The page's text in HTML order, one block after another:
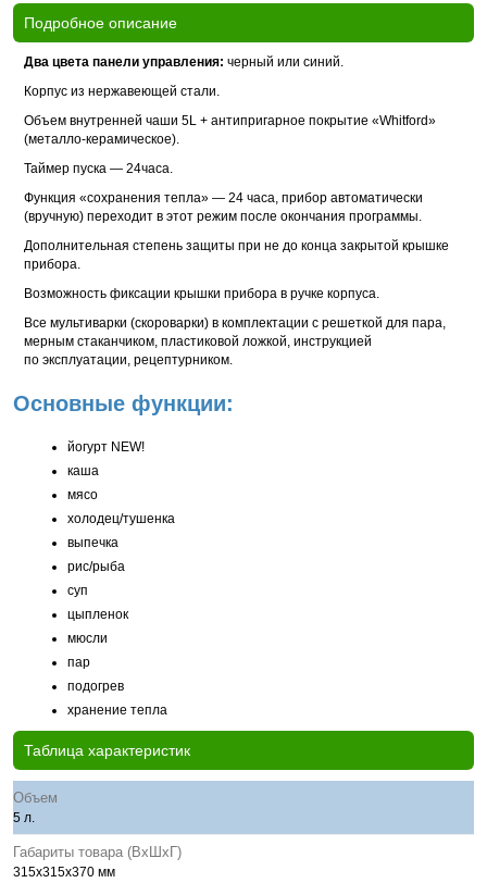
Подробное описание
Два цвета панели управления: черный или синий.
Корпус из нержавеющей стали.
Объем внутренней чаши 5L + антипригарное покрытие «Whitford»
(металло-керамическое).
Таймер пуска — 24часа.
Функция «сохранения тепла» — 24 часа, прибор автоматически
(вручную) переходит в этот режим после окончания программы.
Дополнительная степень защиты при не до конца закрытой крышке
прибора.
Возможность фиксации крышки прибора в ручке корпуса.
Все мультиварки (скороварки) в комплектации с решеткой для пара,
мерным стаканчиком, пластиковой ложкой, инструкцией
по эксплуатации, рецептурником.
Основные функции:
йогурт NEW!
каша
мясо
холодец/тушенка
выпечка
рис/рыба
суп
цыпленок
мюсли
пар
подогрев
хранение тепла
Таблица характеристик
Объем
5 л.
Габариты товара (ВхШхГ)
315х315х370 мм